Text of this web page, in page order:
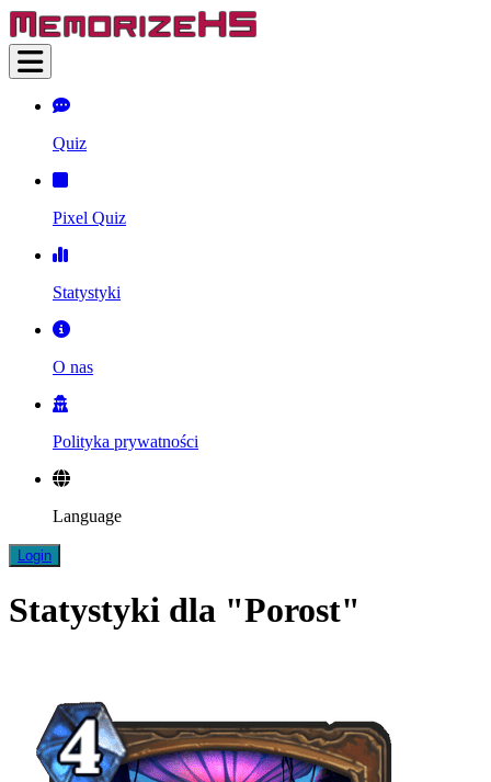
Quiz
Pixel Quiz
Statystyki
O nas
Polityka prywatności
Language
Login
Statystyki dla "Porost"